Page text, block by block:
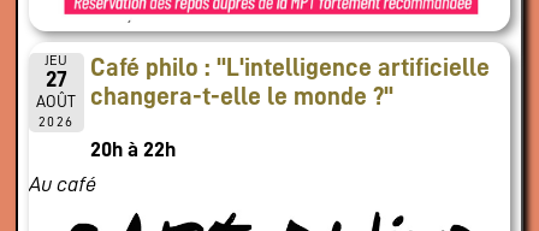
JEU
27
AOÛT
2026
Café philo : "L'intelligence artificielle
changera-t-elle le monde ?"
20h à 22h
Au café